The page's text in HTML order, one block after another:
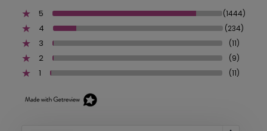
5
(1444)
4 (234)
3 (11)
2 (9)
1 (11)